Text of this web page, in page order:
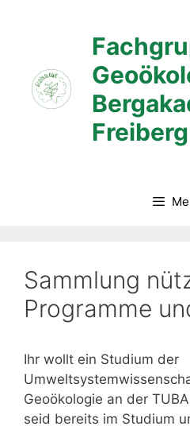
Freiberg
Sammlung
Programme
Ihr wollt ein Studium der
Geoökologie an der
seid bereits im Studium